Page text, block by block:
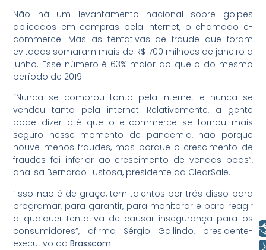
Não há um levantamento nacional sobre golpes
aplicados em compras pela internet, o chamado e-
commerce. Mas as tentativas de fraude que foram
evitadas somaram mais de R$ 700 milhões de janeiro a
junho. Esse número é 63% maior do que o do mesmo
período de 2019.
“Nunca se comprou tanto pela internet e nunca se
vendeu tanto pela internet. Relativamente, a gente
pode dizer até que o e-commerce se tornou mais
seguro nesse momento de pandemia, não porque
houve menos fraudes, mas porque o crescimento de
fraudes foi inferior ao crescimento de vendas boas”,
analisa Bernardo Lustosa, presidente da ClearSale.
“Isso não é de graça, tem talentos por trás disso para
programar, para garantir, para monitorar e para reagir
a qualquer tentativa de causar insegurança para os
consumidores”, afirma Sérgio Gallindo, presidente-
executivo daBrasscom.
Libras